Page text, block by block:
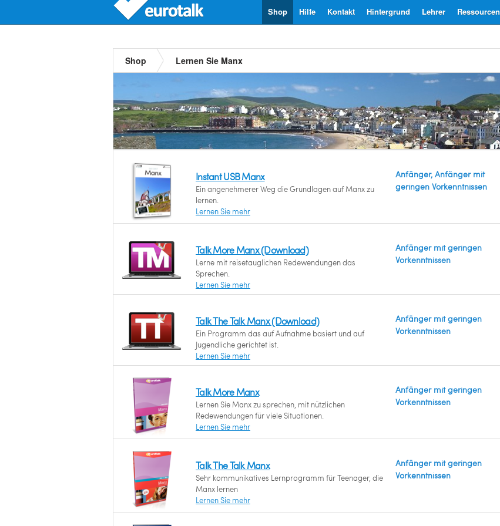
Ressourcen
Lehrer
Hintergrund
Kontakt
Hilfe
Shop
Shop Lernen Sie Manx
Instant USB Manx
Ein angenehmerer Weg die Grundlagen auf Manx zu
lernen.
Lernen Sie mehr
Anfänger, Anfänger mit
geringen Vorkenntnissen
Talk More Manx (Download)
Lerne mit reisetauglichen Redewendungen das
Sprechen.
Lernen Sie mehr
Anfänger mit geringen
Vorkenntnissen
Talk The Talk Manx (Download)
Ein Programm das auf Aufnahme basiert und auf
Jugendliche gerichtet ist.
Lernen Sie mehr
Anfänger mit geringen
Vorkenntnissen
Talk More Manx
Lernen Sie Manx zu sprechen, mit nützlichen
Redewendungen für viele Situationen.
Lernen Sie mehr
Anfänger mit geringen
Vorkenntnissen
Talk The Talk Manx
Sehr kommunikatives Lernprogramm für Teenager, die
Manx lernen
Lernen Sie mehr
Anfänger mit geringen
Vorkenntnissen